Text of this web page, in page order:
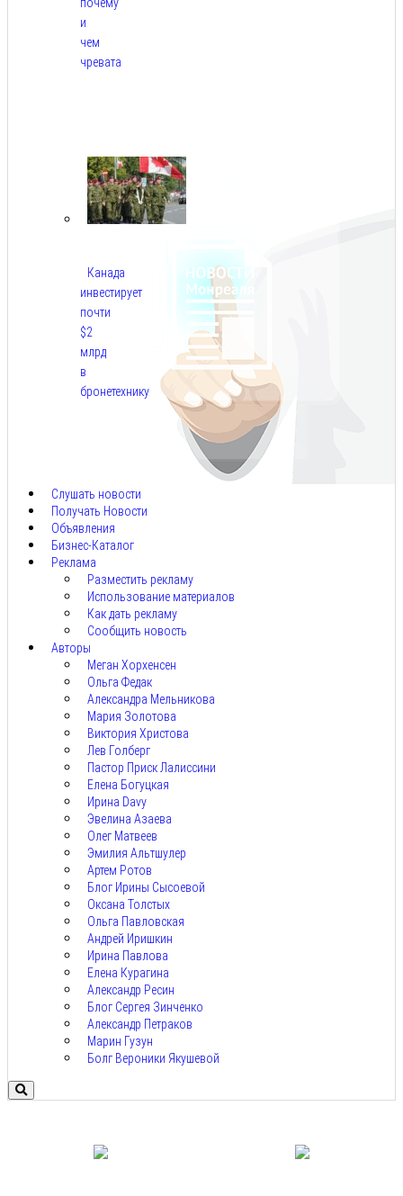
почему
и
чем
чревата
Канада
инвестирует
почти
$2
млрд
в
бронетехнику
Слушать новости
Получать Новости
Объявления
Бизнес-Каталог
Реклама
Разместить рекламу
Использование материалов
Как дать рекламу
Сообщить новость
Авторы
Меган Хорхенсен
Ольга Федак
Александра Мельникова
Мария Золотова
Виктория Христова
Лев Голберг
Пастор Приск Лалиссини
Елена Богуцкая
Ирина Davy
Эвелина Азаева
Олег Матвеев
Эмилия Альтшулер
Артем Ротов
Блог Ирины Сысоевой
Оксана Толстых
Ольга Павловская
Андрей Иришкин
Ирина Павлова
Елена Курагина
Александр Ресин
Блог Сергея Зинченко
Александр Петраков
Марин Гузун
Болг Вероники Якушевой